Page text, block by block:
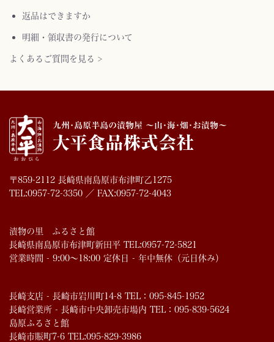
返品はできますか
明細・領収書の発行について
よくあるご質問を見る >
〒859-2112 長崎県南島原市布津町乙1275
TEL:0957-72-3350 ／ FAX:0957-72-4043
漬物の里 ふるさと館
長崎県南島原市布津町新田平 TEL:0957-72-5821
営業時間 - 9:00～18:00 定休日 - 年中無休（元日休み）
長崎支店 - 長崎市岩川町14-8 TEL：095-845-1952
長崎営業所 - 長崎市中央卸売市場内 TEL：095-839-5624
島原ふるさと館
長崎市賑町7-6 TEL:095-829-3986